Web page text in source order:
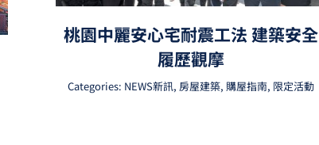
桃園中麗安心宅耐震工法 建築安全
履歷觀摩
Categories: NEWS新訊, 房屋建築, 購屋指南, 限定活動